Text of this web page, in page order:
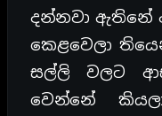
දන්නවා ඇතිනේ
කෙළවෙලා
සල්ලි වලට
වෙන්නේ